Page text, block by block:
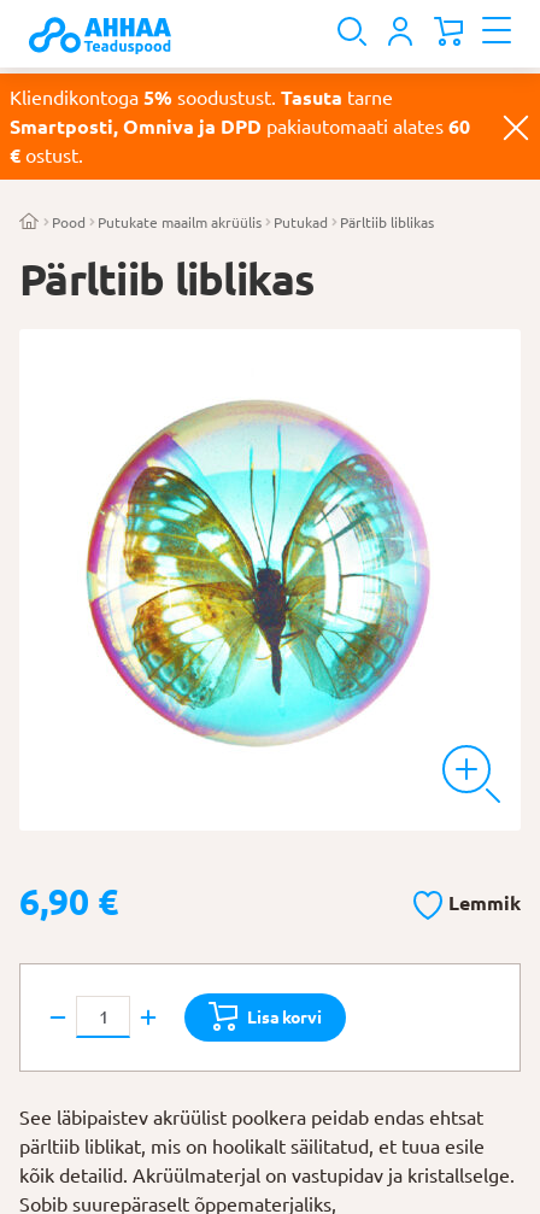
Kliendikontoga 5% soodustust. Tasuta tarne
Smartposti, Omniva ja DPD pakiautomaati alates 60
€ ostust.
Pood Putukate maailm akrüülis Putukad Pärltiib liblikas
Pärltiib liblikas
6,90 € Lemmik
Pärltiib
liblikas
kogus
Lisa korvi
See läbipaistev akrüülist poolkera peidab endas ehtsat
pärltiib liblikat, mis on hoolikalt säilitatud, et tuua esile
kõik detailid. Akrüülmaterjal on vastupidav ja kristallselge.
Sobib suurepäraselt õppematerjaliks,